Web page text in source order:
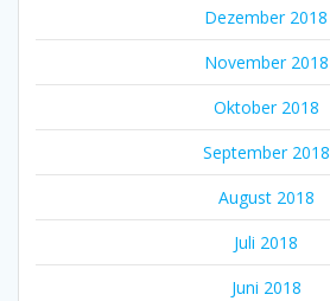
Dezember 2018
November 2018
Oktober 2018
September 2018
August 2018
Juli 2018
Juni 2018